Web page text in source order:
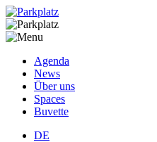
Agenda
News
Über uns
Spaces
Buvette
DE